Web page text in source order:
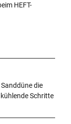
HEFT-
die
Schritte